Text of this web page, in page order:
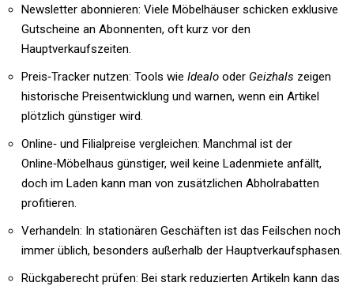
Newsletter abonnieren: Viele Möbelhäuser schicken exklusive
Gutscheine an Abonnenten, oft kurz vor den
Hauptverkaufszeiten.
Preis‑Tracker nutzen: Tools wie Idealo oder Geizhals zeigen
historische Preisentwicklung und warnen, wenn ein Artikel
plötzlich günstiger wird.
Online‑ und Filialpreise vergleichen: Manchmal ist der
Online‑Möbelhaus günstiger, weil keine Ladenmiete anfällt,
doch im Laden kann man von zusätzlichen Abholrabatten
profitieren.
Verhandeln: In stationären Geschäften ist das Feilschen noch
immer üblich, besonders außerhalb der Hauptverkaufsphasen.
Rückgaberecht prüfen: Bei stark reduzierten Artikeln kann das